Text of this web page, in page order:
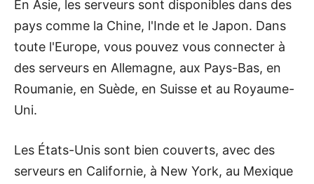
En Asie, les serveurs sont disponibles dans des
pays comme la Chine, l'Inde et le Japon. Dans
toute l'Europe, vous pouvez vous connecter à
des serveurs en Allemagne, aux Pays-Bas, en
Roumanie, en Suède, en Suisse et au Royaume-
Uni.
Les États-Unis sont bien couverts, avec des
serveurs en Californie, à New York, au Mexique